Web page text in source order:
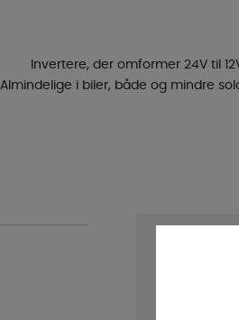
Invertere, der omformer 24V til
Almindelige i biler, både og mindre